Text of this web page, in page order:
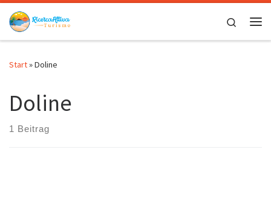
Zum Inhalt springen
Search
Start»Doline
Doline
1 Beitrag